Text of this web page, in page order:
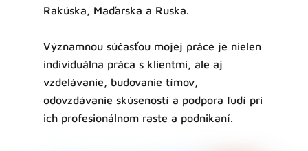
Rakúska, Maďarska a Ruska.
Významnou súčasťou mojej práce je nielen
individuálna práca s klientmi, ale aj
vzdelávanie, budovanie tímov,
odovzdávanie skúseností a podpora ľudí pri
ich profesionálnom raste a podnikaní.